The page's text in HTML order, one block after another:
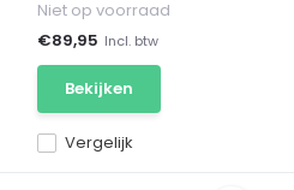
Vergelijk
Niet op voorraad
€89,95 Incl. btw
Bekijken